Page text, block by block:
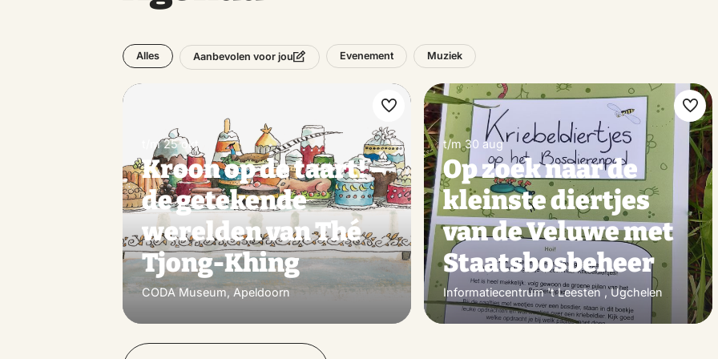
Alles Aanbevolen voor jou Evenement Muziek
t/m 25 okt
Kroon op de taart! –
de getekende
werelden van Thé
Tjong-Khing
CODA Museum, Apeldoorn
Maak
favoriet t/m 30 aug
Op zoek naar de
kleinste diertjes
van de Veluwe met
Staatsbosbeheer
Informatiecentrum 't Leesten , Ugchelen